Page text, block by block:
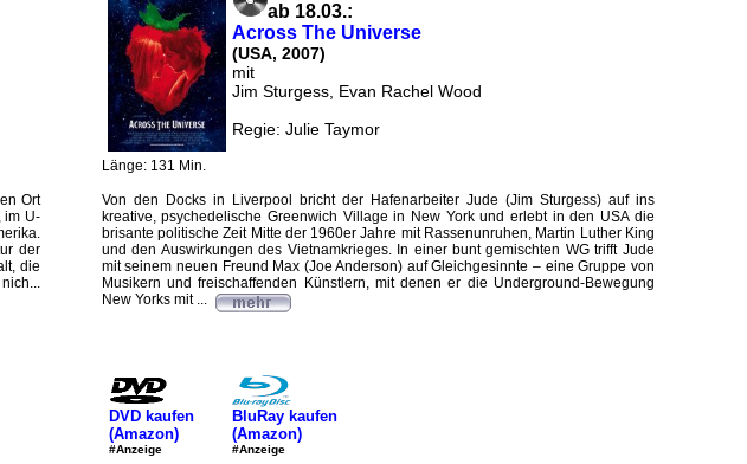
Ort
im U-
der
die
ab 18.03.:
Across The Universe
(USA, 2007)
mit
Jim Sturgess, Evan Rachel Wood
Regie: Julie Taymor
Länge: 131 Min.
Von den Docks in Liverpool bricht der Hafenarbeiter Jude (Jim Sturgess) auf ins
kreative, psychedelische Greenwich Village in New York und erlebt in den USA die
brisante politische Zeit Mitte der 1960er Jahre mit Rassenunruhen, Martin Luther King
und den Auswirkungen des Vietnamkrieges. In einer bunt gemischten WG trifft Jude
mit seinem neuen Freund Max (Joe Anderson) auf Gleichgesinnte – eine Gruppe von
Musikern und freischaffenden Künstlern, mit denen er die Underground-Bewegung
New Yorks mit ...
DVD kaufen
(Amazon)
#Anzeige
BluRay kaufen
(Amazon)
#Anzeige